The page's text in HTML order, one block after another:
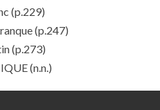
(p.229)
(p.247)
(p.273)
(n.n.)